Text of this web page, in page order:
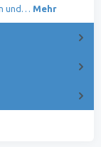
und… Mehr